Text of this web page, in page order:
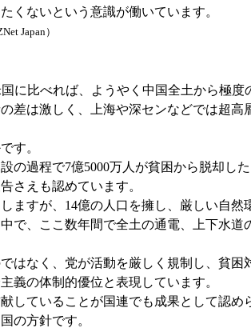
くないという意識が働いています。
Japan）
に比べれば、ようやく中国全土から極
差は激しく、上海や深センなどでは超
す。
過程で7億5000万人が貧困から脱却し
さえも認めています。
すが、14億の人口を擁し、厳しい自然
で、ここ数年間で全土の通電、上下水
なく、党が活動を厳しく規制し、貧困
義の体制的優位と表現しています。
ていることが国連でも成果として認め
の方針です。